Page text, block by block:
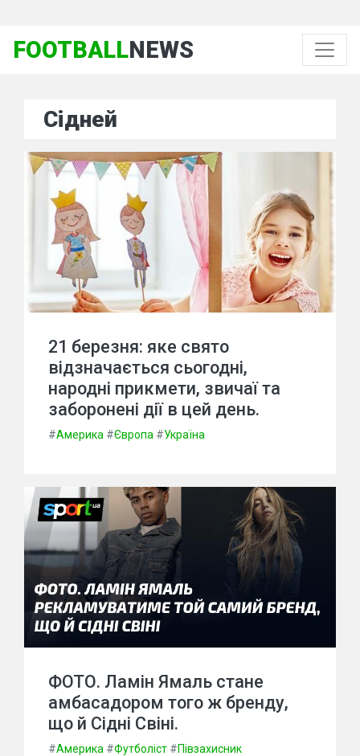
FOOTBALLNEWS
Сідней
21 березня: яке свято
відзначається сьогодні,
народні прикмети, звичаї та
заборонені дії в цей день.
#Америка #Європа #Україна
ФОТО. Ламін Ямаль стане
амбасадором того ж бренду,
що й Сідні Свіні.
#Америка #Футболіст #Півзахисник